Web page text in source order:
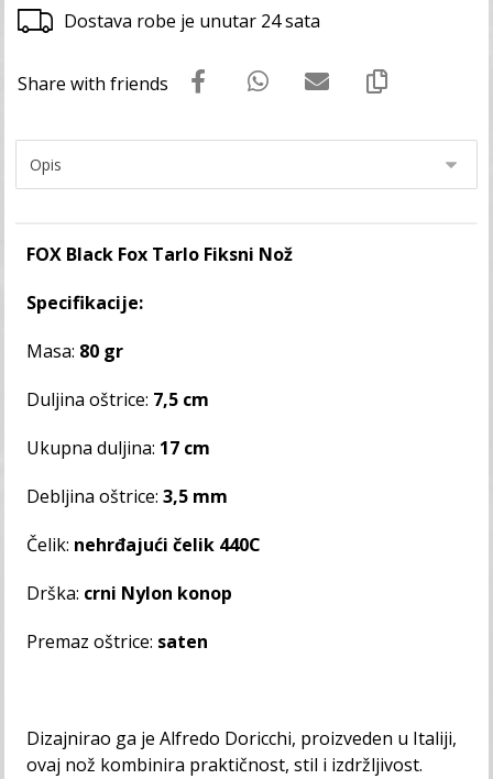
Dostava robe je unutar 24 sata
FOX Black Fox Tarlo Fiksni Nož
Specifikacije:
Masa: 80 gr
Duljina oštrice: 7,5 cm
Ukupna duljina: 17 cm
Debljina oštrice:3,5 mm
Čelik: nehrđajući čelik 440C
Drška: crni Nylon konop
Premaz oštrice: saten
Dizajnirao ga je Alfredo Doricchi, proizveden u Italiji,
ovaj nož kombinira praktičnost, stil i izdržljivost.